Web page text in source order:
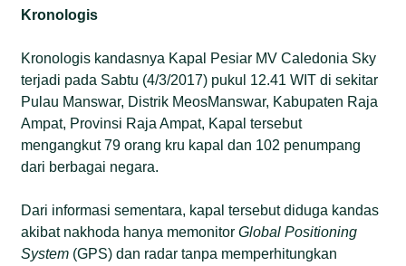
Kronologis
Kronologis kandasnya Kapal Pesiar MV Caledonia Sky
terjadi pada Sabtu (4/3/2017) pukul 12.41 WIT di sekitar
Pulau Manswar, Distrik MeosManswar, Kabupaten Raja
Ampat, Provinsi Raja Ampat, Kapal tersebut
mengangkut 79 orang kru kapal dan 102 penumpang
dari berbagai negara.
Dari informasi sementara, kapal tersebut diduga kandas
akibat nakhoda hanya memonitorGlobal Positioning
System (GPS) dan radar tanpa memperhitungkan